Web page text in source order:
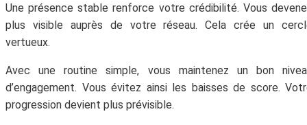
Une présence stable renforce votre crédibilité. Vous
plus visible auprès de votre réseau. Cela crée un
vertueux.
Avec une routine simple, vous maintenez un bon
d’engagement. Vous évitez ainsi les baisses de score.
progression devient plus prévisible.